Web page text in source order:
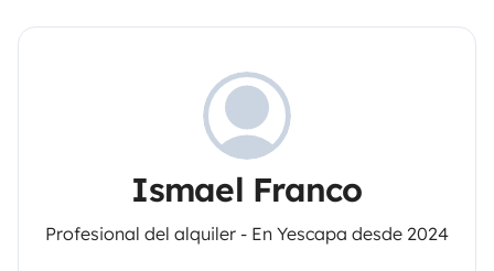
Ismael Franco
Profesional del alquiler - En Yescapa desde 2024